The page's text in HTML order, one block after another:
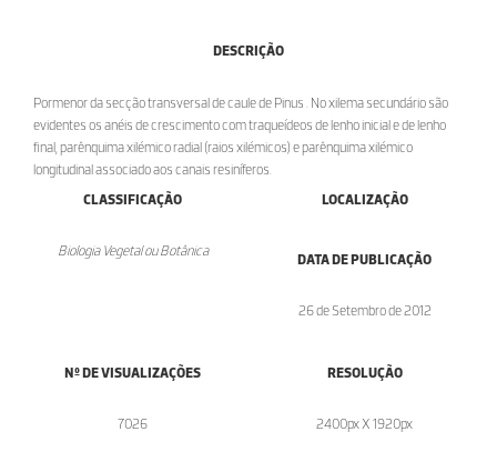
DESCRIÇÃO
Pormenor da secção transversal de caule de Pinus . No xilema secundário são
evidentes os anéis de crescimento com traqueídeos de lenho inicial e de lenho
final, parênquima xilémico radial (raios xilémicos) e parênquima xilémico
longitudinal associado aos canais resiníferos.
CLASSIFICAÇÃO
Biologia Vegetal ou Botânica
LOCALIZAÇÃO
DATA DE PUBLICAÇÃO
26 de Setembro de 2012
Nº DE VISUALIZAÇÕES
7026
RESOLUÇÃO
2400px X 1920px